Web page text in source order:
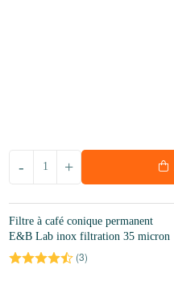
+
-
Filtre à café conique permanent
E&B Lab inox filtration 35 micron
(3)